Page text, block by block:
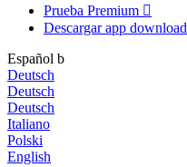
Prueba Premium 
Descargar app download
Español b
Deutsch
Deutsch
Deutsch
Italiano
Polski
English